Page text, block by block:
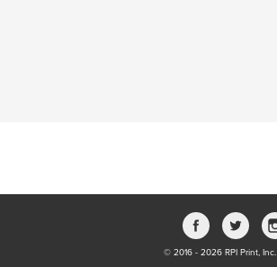
© 2016 - 2026 RPI Print, Inc.